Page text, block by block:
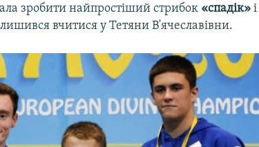
зробити найпростіший стрибок «спадік»
вчитися у Тетяни В'ячеславівни.